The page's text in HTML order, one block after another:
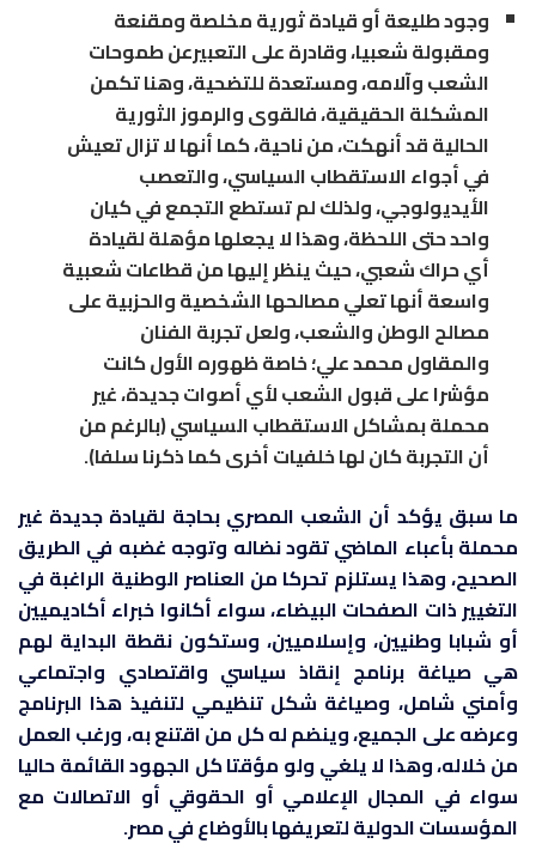
وجود طليعة أو قيادة ثورية مخلصة ومقنعة
ومقبولة شعبيا، وقادرة على التعبيرعن طموحات
الشعب وآلامه، ومستعدة للتضحية، وهنا تكمن
المشكلة الحقيقية، فالقوى والرموز الثورية
الحالية قد أنهكت، من ناحية، كما أنها لا تزال تعيش
في أجواء الاستقطاب السياسي، والتعصب
الأيديولوجي، ولذلك لم تستطع التجمع في كيان
واحد حتى اللحظة، وهذا لا يجعلها مؤهلة لقيادة
أي حراك شعبي، حيث ينظر إليها من قطاعات شعبية
واسعة أنها تعلي مصالحها الشخصية والحزبية على
مصالح الوطن والشعب، ولعل تجربة الفنان
والمقاول محمد علي؛ خاصة ظهوره الأول كانت
مؤشرا على قبول الشعب لأي أصوات جديدة، غير
محملة بمشاكل الاستقطاب السياسي (بالرغم من
أن التجربة كان لها خلفيات أخرى كما ذكرنا سلفا).
ما سبق يؤكد أن الشعب المصري بحاجة لقيادة جديدة غير
محملة بأعباء الماضي تقود نضاله وتوجه غضبه في الطريق
الصحيح، وهذا يستلزم تحركا من العناصر الوطنية الراغبة في
التغيير ذات الصفحات البيضاء، سواء أكانوا خبراء أكاديميين
أو شبابا وطنيين، وإسلاميين، وستكون نقطة البداية لهم
هي صياغة برنامج إنقاذ سياسي واقتصادي واجتماعي
وأمني شامل، وصياغة شكل تنظيمي لتنفيذ هذا البرنامج
وعرضه على الجميع، وينضم له كل من اقتنع به، ورغب العمل
من خلاله، وهذا لا يلغي ولو مؤقتا كل الجهود القائمة حاليا
سواء في المجال الإعلامي أو الحقوقي أو الاتصالات مع
المؤسسات الدولية لتعريفها بالأوضاع في مصر.